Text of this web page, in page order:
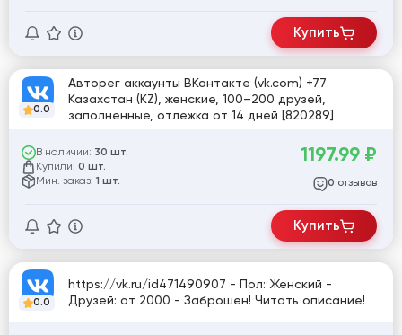
Купить
0.0
Авторег аккаунты ВКонтакте (vk.com) +77
Казахстан (KZ), женские, 100–200 друзей,
заполненные, отлежка от 14 дней [820289]
В наличии: 30 шт.
Купили: 0 шт.
Мин. заказ: 1 шт.
1197.99 ₽
0 отзывов
Купить
0.0
https://vk.ru/id471490907 - Пол: Женский -
Друзей: от 2000 - Заброшен! Читать описание!